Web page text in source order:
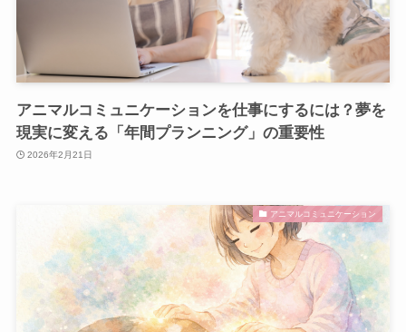
アニマルコミュニケーションを仕事にするには？夢を
現実に変える「年間プランニング」の重要性
2026年2月21日
アニマルコミュニケーション